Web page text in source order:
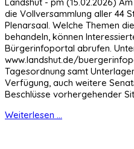
die Vollversammlung aller 44
Plenarsaal. Welche Themen
behandeln, können
Bürgerinfoportal abrufen.
www.landshut.de/
Tagesordnung samt
Verfügung, auch weitere
Beschlüsse vorhergehender
Weiterlesen ...